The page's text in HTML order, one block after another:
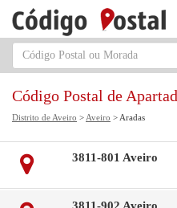
Código Postal de
Distrito de Aveiro > Aveiro > Aradas
3811-801 Aveiro